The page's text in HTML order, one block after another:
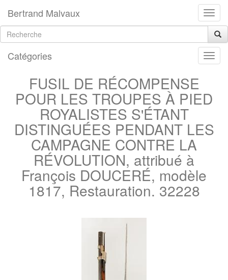
Bertrand Malvaux
Catégories
FUSIL DE RÉCOMPENSE
POUR LES TROUPES À PIED
ROYALISTES S'ÉTANT
DISTINGUÉES PENDANT LES
CAMPAGNE CONTRE LA
RÉVOLUTION, attribué à
François DOUCERÉ, modèle
1817, Restauration. 32228